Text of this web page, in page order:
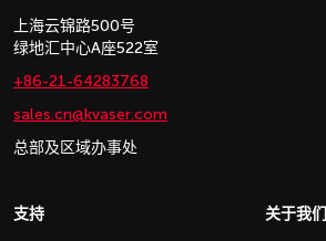
上海云锦路500号
绿地汇中心A座522室
+86-21-64283768
sales.cn@kvaser.com
总部及区域办事处
支持 关于我们